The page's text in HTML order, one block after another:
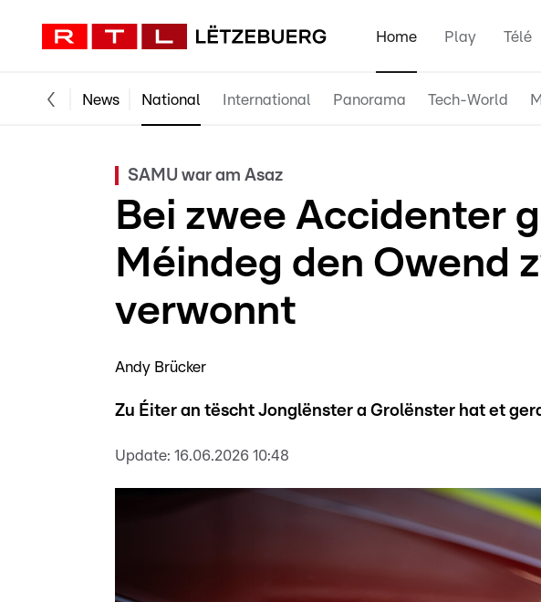
Home Play Télé
News National International Panorama Tech-World
SAMU war am Asaz
Bei zwee Accidenter
Méindeg den Owend
verwonnt
Andy Brücker
Zu Éiter an tëscht Jonglënster a Grolënster hat et
Update: 16.06.2026 10:48